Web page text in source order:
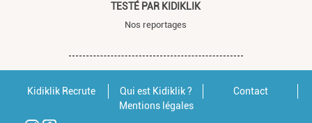
TESTÉ PAR KIDIKLIK
Nos reportages
Kidiklik Recrute Qui est Kidiklik ?
Contact
Mentions légales